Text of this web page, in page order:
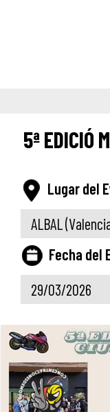
5ª EDICIÓ
Lugar del
ALBAL
Fecha del
29/03/2026